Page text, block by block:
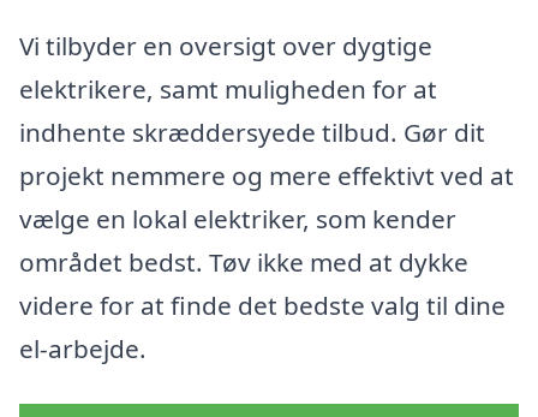
Vi tilbyder en oversigt over dygtige
elektrikere, samt muligheden for at
indhente skræddersyede tilbud. Gør dit
projekt nemmere og mere effektivt ved at
vælge en lokal elektriker, som kender
området bedst. Tøv ikke med at dykke
videre for at finde det bedste valg til dine
el-arbejde.